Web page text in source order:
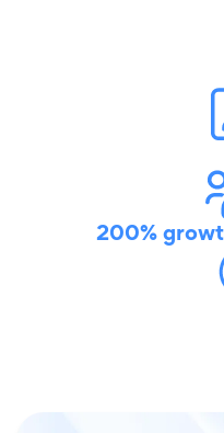
200%